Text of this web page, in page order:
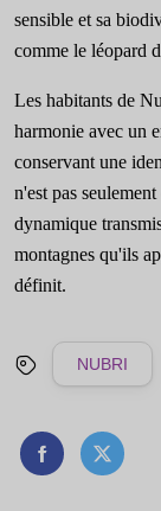
sensible et sa
comme le léopard
Les habitants de
harmonie avec un
conservant une
n'est pas
dynamique
montagnes qu'ils
définit.
NUBRI